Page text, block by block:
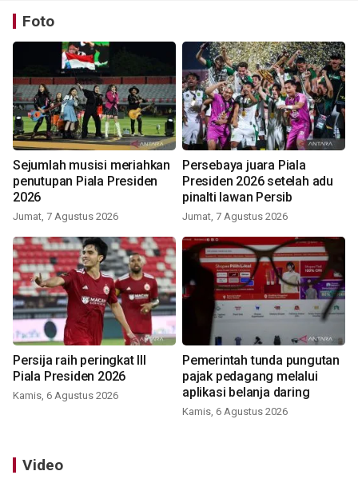
Foto
Sejumlah musisi meriahkan
penutupan Piala Presiden
2026
Jumat, 7 Agustus 2026
Persebaya juara Piala
Presiden 2026 setelah adu
pinalti lawan Persib
Jumat, 7 Agustus 2026
Persija raih peringkat III
Piala Presiden 2026
Kamis, 6 Agustus 2026
Pemerintah tunda pungutan
pajak pedagang melalui
aplikasi belanja daring
Kamis, 6 Agustus 2026
Video